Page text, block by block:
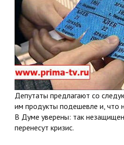
Депутаты предлагают со
им продукты подешевле и, что
В Думе уверены: так
перенесут кризис.